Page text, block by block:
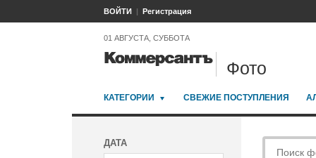
ВОЙТИ Регистрация
01 АВГУСТА, СУББОТА
Фото
КАТЕГОРИИ СВЕЖИЕ ПОСТУПЛЕНИЯ
ДАТА